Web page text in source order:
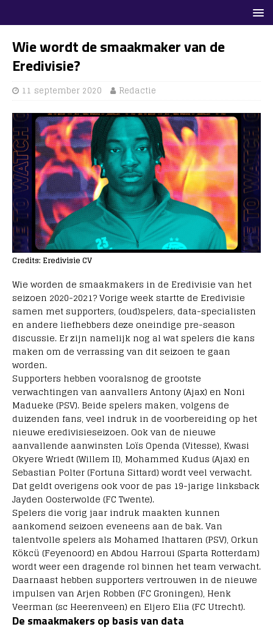
Wie wordt de smaakmaker van de
Eredivisie?
11 september 2020 Redactie
Credits: Eredivisie CV
Wie worden de smaakmakers in de Eredivisie van het
seizoen 2020-2021? Vorige week startte de Eredivisie
samen met supporters, (oud)spelers, data-specialisten
en andere liefhebbers deze oneindige pre-season
discussie. Er zijn namelijk nog al wat spelers die kans
maken om de verrassing van dit seizoen te gaan
worden.
Supporters hebben vooralsnog de grootste
verwachtingen van aanvallers Antony (Ajax) en Noni
Madueke (PSV). Beide spelers maken, volgens de
duizenden fans, veel indruk in de voorbereiding op het
nieuwe eredivisieseizoen. Ook van de nieuwe
aanvallende aanwinsten Loïs Openda (Vitesse), Kwasi
Okyere Wriedt (Willem II), Mohammed Kudus (Ajax) en
Sebastian Polter (Fortuna Sittard) wordt veel verwacht.
Dat geldt overigens ook voor de pas 19-jarige linksback
Jayden Oosterwolde (FC Twente).
Spelers die vorig jaar indruk maakten kunnen
aankomend seizoen eveneens aan de bak. Van
talentvolle spelers als Mohamed Ihattaren (PSV), Orkun
Kökcü (Feyenoord) en Abdou Harroui (Sparta Rotterdam)
wordt weer een dragende rol binnen het team verwacht.
Daarnaast hebben supporters vertrouwen in de nieuwe
impulsen van Arjen Robben (FC Groningen), Henk
Veerman (sc Heerenveen) en Eljero Elia (FC Utrecht).
De smaakmakers op basis van data